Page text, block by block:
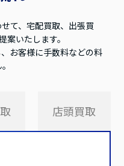
て、宅配買取、出張買
いたします。
お客様に手数料などの料
店頭買取